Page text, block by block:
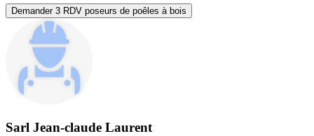
Demander 3 RDV poseurs de poêles à bois
Sarl Jean-claude Laurent